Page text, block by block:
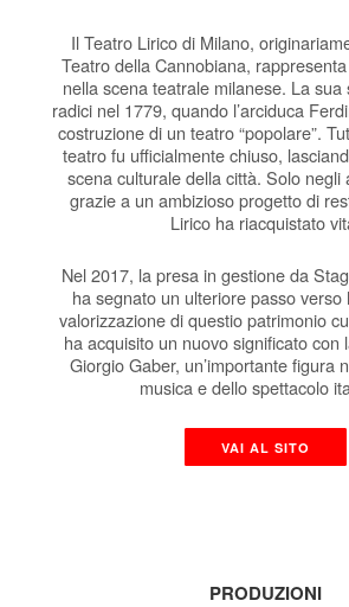
Il Teatro Lirico di Milano,
Teatro della Cannobiana, rappresenta
nella scena teatrale milanese. La
radici nel 1779, quando l’arciduca
costruzione di un teatro “popolare”.
teatro fu ufficialmente chiuso,
scena culturale della città. Solo negli
grazie a un ambizioso progetto di
Lirico ha riacquistato
Nel 2017, la presa in gestione da
ha segnato un ulteriore passo verso
valorizzazione di questio patrimonio
ha acquisito un nuovo significato con
Giorgio Gaber, un’importante figura
musica e dello spettacolo
VAI AL SITO
PRODUZIONI